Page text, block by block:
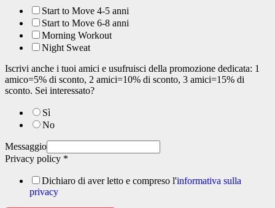
Start to Move 4-5 anni
Start to Move 6-8 anni
Morning Workout
Night Sweat
Iscrivi anche i tuoi amici e usufruisci della promozione dedicata: 1
amico=5% di sconto, 2 amici=10% di sconto, 3 amici=15% di
sconto. Sei interessato?
Sì
No
Messaggio
Privacy policy *
Dichiaro di aver letto e compreso l'informativa sulla
privacy